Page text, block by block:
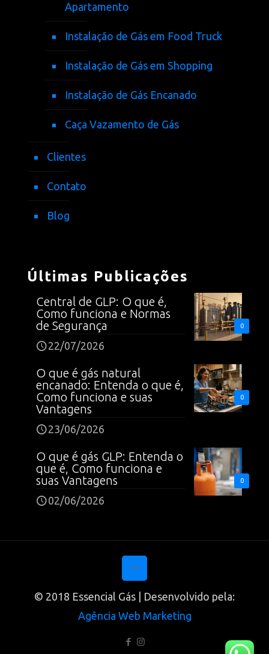
Apartamento
Instalação de Gás em Food Truck
Instalação de Gás em Shopping
Instalação de Gás Encanado
Caça Vazamento de Gás
Clientes
Contato
Blog
Últimas Publicações
0
Central de GLP: O que é,
Como funciona e Normas
de Segurança
22/07/2026
0
O que é gás natural
encanado: Entenda o que é,
Como funciona e suas
Vantagens
23/06/2026
0
O que é gás GLP: Entenda o
que é, Como funciona e
suas Vantagens
02/06/2026
© 2018 Essencial Gás | Desenvolvido pela:
Agência Web Marketing